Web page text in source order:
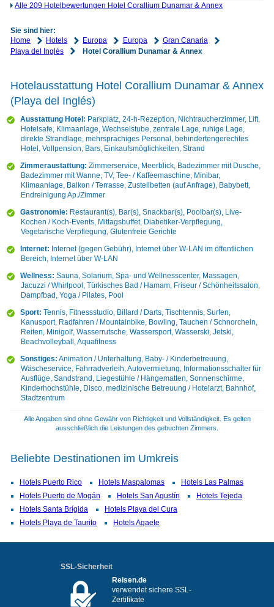
Alle 209 Hotelbewertungen Hotel Corallium Dunamar & Annex
Sie sind hier:
Home
Hotels Europa Europa
Gran Canaria
Playa del Inglés
Hotel Corallium Dunamar & Annex
Hotelausstattung Hotel Corallium Dunamar & Annex
(Playa del Inglés)
Ausstattung Hotel: Parkplatz, 24-h-Rezeption, Nichtraucherzimmer, Lift,
Hotelsafe, Klimaanlage, Wechselstube, zentrale Lage, ruhige Lage,
direkte Strandlage, mehrsprachiges Personal, behindertengerechtes
Hotel, Vollpension, Bars, Einkaufsmöglichkeiten, Strand
Zimmeraustattung: Zimmerservice, Meerblick, Badezimmer mit Dusche,
Badezimmer mit Wanne, TV, Tee- / Kaffeemaschine, Minibar,
Klimaanlage, Balkon / Terrasse, Zustellbetten (auf Anfrage), Babybett,
Endreinigung Ap./Zimmer
Gastronomie: Restaurant(s), Bar(s), Snackbar(s), Poolbar(s), Live-
Kochen / Koch-Events, Mittagsbuffet, Diabetiker-Verpflegung,
Vegetarische Verpflegung, Glutenfreie Gerichte
Internet: Internet (gegen Gebühr), Internet über W-LAN im öffentlichen
Bereich, Internet über W-LAN
Wellness: Sauna, Solarium, Spa- und Wellnesscenter, Massagen,
Jacuzzi / Whirlpool, Türkisches Bad / Hamam, Friseur / Schönheitssalon,
Dampfbad, Yoga / Pilates, Pool
Sport: Tennis, Fitnessstudio, Billard / Darts, Tischtennis, Surfen,
Kanusport, Radfahren / Mountainbike, Bowling, Tauchen / Schnorcheln,
Reiten, Minigolf, Wasserrutsche, Wassersport, Wasserski, Jetski,
Beachvolleyball, Aquafitness
Sonstiges: Animation / Unterhaltung, Baby- / Kinderbetreuung,
Wäscheservice, Fahrradverleih, Autovermietung, Informationsschalter für
Ausflüge, Sandstrand, Liegestühle / Hängematten, Sonnenschirme,
Kinderhochstühle, Disco, medizinische Betreuung / Hotelarzt, Bahnhof,
Stadtzentrum
Alle Angaben sind ohne Gewähr von Richtigkeit und Vollständigkeit. Es gelten
ausschließlich die Leistungen des gebuchten Zimmers.
Beliebte Destinationen im Umkreis
Hotels Puerto Rico Hotels Maspalomas
Hotels Las Palmas
Hotels Puerto de Mogán
Hotels San Agustín
Hotels Tejeda
Hotels Santa Brígida
Hotels Playa del Cura
Hotels Playa de Taurito
Hotels Agaete
SSL-Sicherheit
Reisen.de
verwendet sichere SSL-
Zertifikate